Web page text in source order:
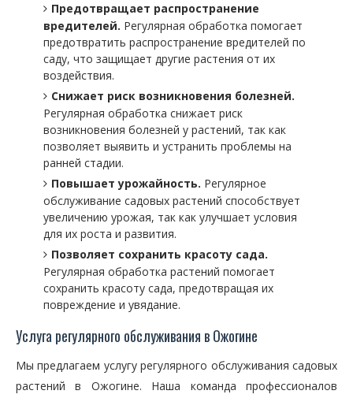
Предотвращает распространение
вредителей. Регулярная обработка помогает
предотвратить распространение вредителей по
саду, что защищает другие растения от их
воздействия.
Снижает риск возникновения болезней.
Регулярная обработка снижает риск
возникновения болезней у растений, так как
позволяет выявить и устранить проблемы на
ранней стадии.
Повышает урожайность. Регулярное
обслуживание садовых растений способствует
увеличению урожая, так как улучшает условия
для их роста и развития.
Позволяет сохранить красоту сада.
Регулярная обработка растений помогает
сохранить красоту сада, предотвращая их
повреждение и увядание.
Услуга регулярного обслуживания в Ожогине
Мы предлагаем услугу регулярного обслуживания садовых
растений в Ожогине. Наша команда профессионалов